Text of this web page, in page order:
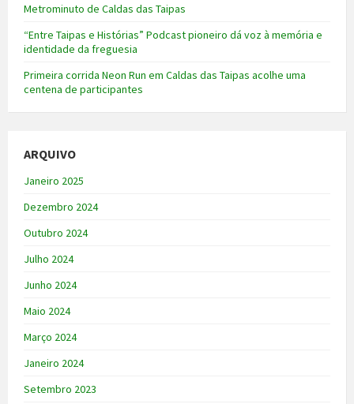
Metrominuto de Caldas das Taipas
“Entre Taipas e Histórias” Podcast pioneiro dá voz à memória e
identidade da freguesia
Primeira corrida Neon Run em Caldas das Taipas acolhe uma
centena de participantes
ARQUIVO
Janeiro 2025
Dezembro 2024
Outubro 2024
Julho 2024
Junho 2024
Maio 2024
Março 2024
Janeiro 2024
Setembro 2023